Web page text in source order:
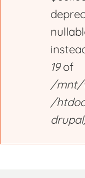
19of
/mnt/
/